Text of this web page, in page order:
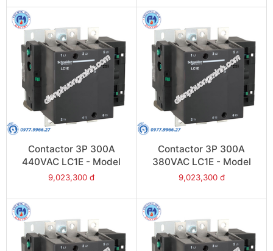
Contactor 3P 300A
440VAC LC1E - Model
LC1E300R6
9,023,300 đ
Contactor 3P 300A
380VAC LC1E - Model
LC1E300Q6
9,023,300 đ